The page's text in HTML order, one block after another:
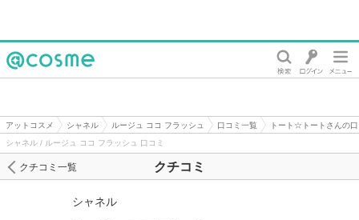
アットコスメ シャネル ルージュ ココ フラッシュ 口コミ一覧
トート☆トートさんの
シャネル / ルージュ ココ フラッシュ 口コミ
クチコミ
クチコミ一覧
シャネル